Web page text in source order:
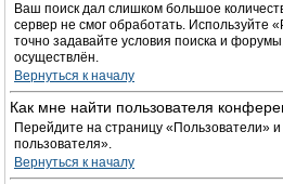
Ваш поиск дал слишком большое
сервер не смог обработать. Используйте
точно задавайте условия поиска и
осуществлён.
Вернуться к началу
Как мне найти пользователя
Перейдите на страницу «Пользователи»
пользователя».
Вернуться к началу